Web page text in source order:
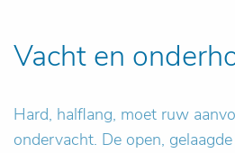
Vacht en
Hard, halflang, moet ruw
ondervacht. De open,